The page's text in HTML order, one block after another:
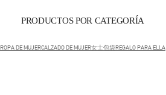
PRODUCTOS POR CATEGORÍA
ROPA DE MUJERCALZADO DE MUJER女士包袋REGALO PARA ELLA